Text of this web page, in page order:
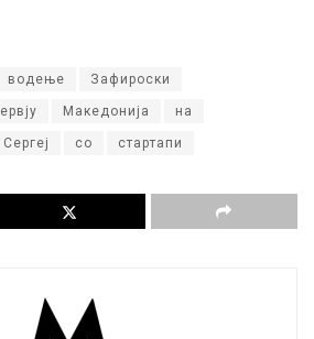
водење Зафироски
Македонија на
Сергеј со стартапи